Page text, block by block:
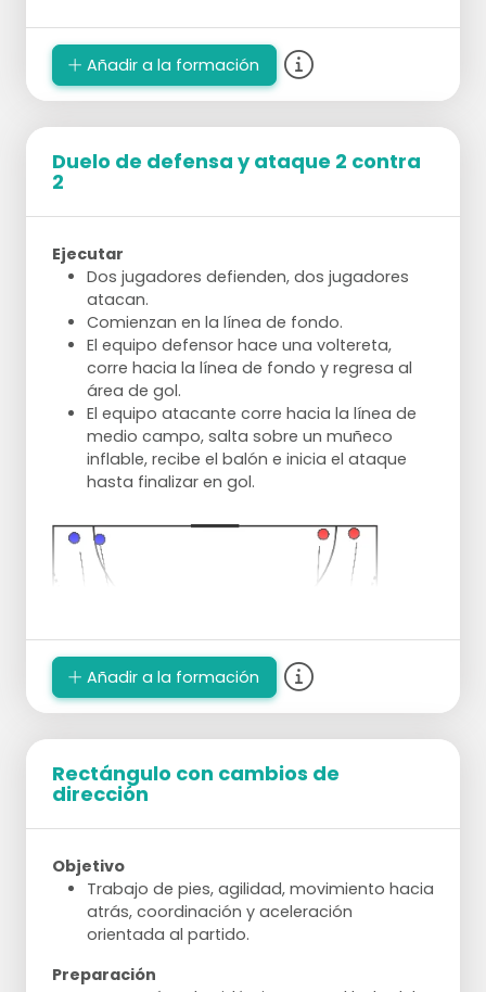
Añadir a la formación
Duelo de defensa y ataque 2 contra
2
Ejecutar
Dos jugadores defienden, dos jugadores
atacan.
Comienzan en la línea de fondo.
El equipo defensor hace una voltereta,
corre hacia la línea de fondo y regresa al
área de gol.
El equipo atacante corre hacia la línea de
medio campo, salta sobre un muñeco
inflable, recibe el balón e inicia el ataque
hasta finalizar en gol.
Añadir a la formación
Rectángulo con cambios de
dirección
Objetivo
Trabajo de pies, agilidad, movimiento hacia
atrás, coordinación y aceleración
orientada al partido.
Preparación